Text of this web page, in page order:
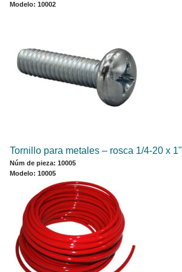
Modelo: 10002
Tornillo para metales ‒ rosca 1/4-20 x 1"
Núm de pieza: 10005
Modelo: 10005